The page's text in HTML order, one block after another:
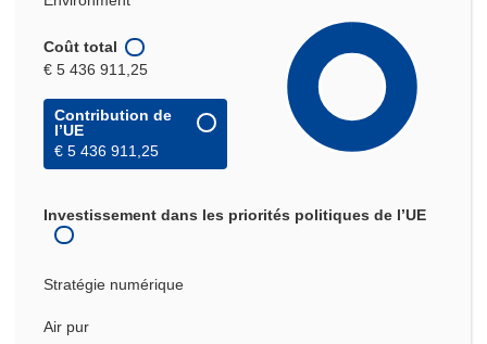
Coût total
€ 5 436 911,25
Contribution de
l’UE
€ 5 436 911,25
Investissement dans les priorités politiques de l’UE
Stratégie numérique
Air pur